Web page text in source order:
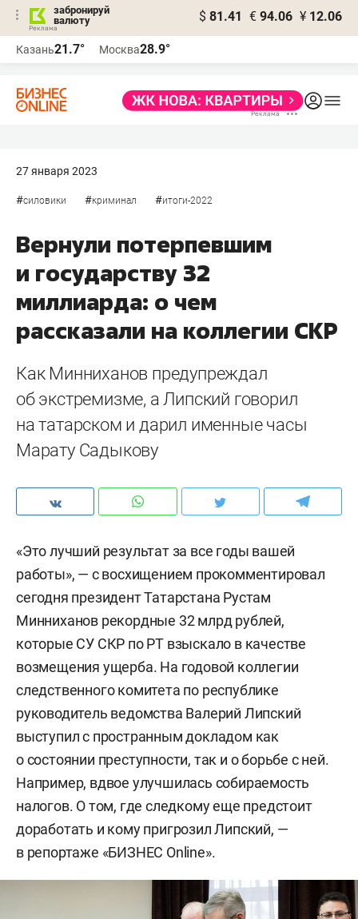
забронируй
валюту
$ 81.41 € 94.06 ¥ 12.06
Казань21.7° Москва28.9°
27 января 2023
#силовики #криминал #итоги-2022
Вернули потерпевшим
и государству 32
миллиарда: о чем
рассказали на коллегии СКР
Как Минниханов предупреждал
об экстремизме, а Липский говорил
на татарском и дарил именные часы
Марату Садыкову
«Это лучший результат за все годы вашей
работы», — с восхищением прокомментировал
сегодня президент Татарстана Рустам
Минниханов рекордные 32 млрд рублей,
которые СУ СКР по РТ взыскало в качестве
возмещения ущерба. На годовой коллегии
следственного комитета по республике
руководитель ведомства Валерий Липский
выступил с пространным докладом как
о состоянии преступности, так и о борьбе с ней.
Например, вдвое улучшилась собираемость
налогов. О том, где следкому еще предстоит
доработать и кому пригрозил Липский, —
в репортаже «БИЗНЕС Online».